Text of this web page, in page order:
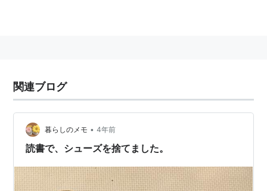
関連ブログ
暮らしのメモ • 4年前
読書で、シューズを捨てました。